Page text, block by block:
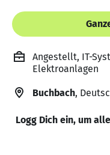
Angestellt, IT-
Elektroanlagen
Buchbach,
Logg Dich ein, um